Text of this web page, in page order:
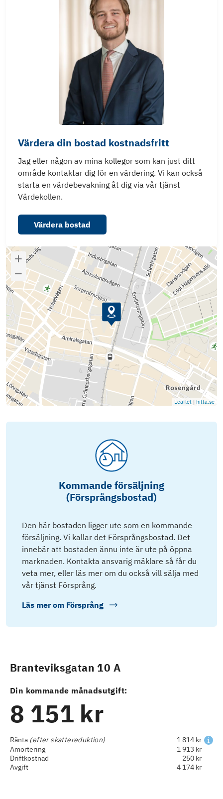
Värdera din bostad kostnadsfritt
Jag eller någon av mina kollegor som kan just ditt
område kontaktar dig för en värdering. Vi kan också
starta en värdebevakning åt dig via vår tjänst
Värdekollen.
Värdera bostad
Leaflet | hitta.se
Kommande försäljning
(Försprångsbostad)
Den här bostaden ligger ute som en kommande
försäljning. Vi kallar det Försprångsbostad. Det
innebär att bostaden ännu inte är ute på öppna
marknaden. Kontakta ansvarig mäklare så får du
veta mer, eller läs mer om du också vill sälja med
vår tjänst Försprång.
Läs mer om Försprång
Branteviksgatan 10 A
Din kommande månadsutgift:
8 151 kr
Ränta (efter skattereduktion)
1 814 kr
Amortering
1 913 kr
Driftkostnad
250 kr
Avgift
4 174 kr